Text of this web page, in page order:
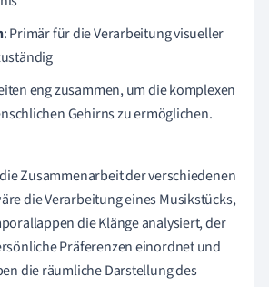
: Primär für die Verarbeitung visueller
eng zusammen, um die komplexen
Gehirns zu ermöglichen.
Zusammenarbeit der verschiedenen
die Verarbeitung eines Musikstücks,
die Klänge analysiert, der
Präferenzen einordnet und
die räumliche Darstellung des